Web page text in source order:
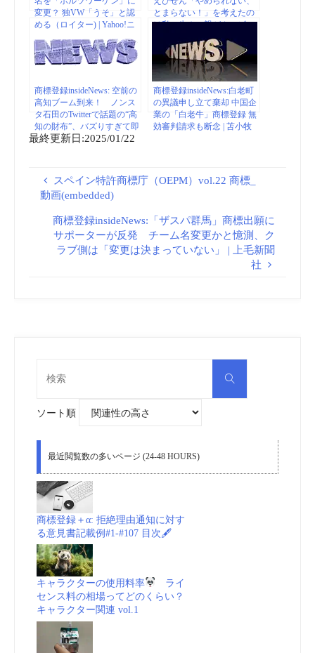
変更？ 独VW「うそ」と認
める（ロイター) | Yahoo!ニ
とまらない！」を考えたの
は私 生みの親がカルビー
を提訴 （デイリー新潮） –
Yahoo!ニュース
商標登録insideNews: 空前の
高知ブーム到来！ ノンス
タ石田のTwitterで話題の“高
知の財布”、バズりすぎて即
完売（ねとらぼ） – Yahoo!
商標登録insideNews:白老町
の異議申し立て棄却 中国企
業の「白老牛」商標登録 無
効審判請求も断念 | 苫小牧
最終更新日:2025/01/22
スペイン特許商標庁（OEPM）vol.22 商標_
動画(embedded)
商標登録insideNews:「ザスパ群馬」商標出願に
サポーターが反発 チーム名変更かと憶測、ク
ラブ側は「変更は決まっていない」 | 上毛新聞
社
検
ソート順
最近閲覧数の多いページ (24-48 HOURS)
商標登録＋α: 拒絶理由通知に対す
る意見書記載例#1-#107 目次🖋
キャラクターの使用料率
ライ
センス料の相場ってどのくらい？
キャラクター関連 vol.1